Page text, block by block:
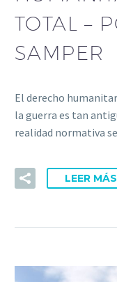
TOTAL –
SAMPER
El derecho
la guerra es tan
realidad normativa
LEER MÁS